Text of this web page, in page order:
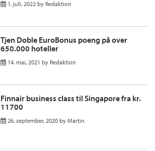
1. juli, 2022 by Redaktion
Tjen Doble EuroBonus poeng på over
650.000 hoteller
14. mai, 2021 by Redaktion
Finnair business class til Singapore fra kr.
11700
26. september, 2020 by Martin